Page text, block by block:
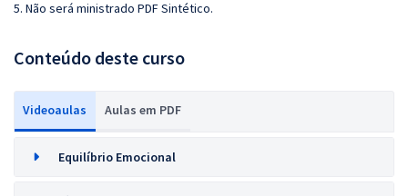
5. Não será ministrado PDF Sintético.
Conteúdo deste curso
Videoaulas Aulas em PDF
Equilíbrio Emocional